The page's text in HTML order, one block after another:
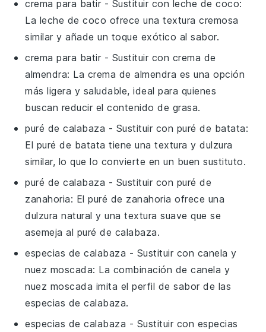
crema para batir - Sustituir con leche de coco:
La leche de coco ofrece una textura cremosa
similar y añade un toque exótico al sabor.
crema para batir - Sustituir con crema de
almendra: La crema de almendra es una opción
más ligera y saludable, ideal para quienes
buscan reducir el contenido de grasa.
puré de calabaza - Sustituir con puré de batata:
El puré de batata tiene una textura y dulzura
similar, lo que lo convierte en un buen sustituto.
puré de calabaza - Sustituir con puré de
zanahoria: El puré de zanahoria ofrece una
dulzura natural y una textura suave que se
asemeja al puré de calabaza.
especias de calabaza - Sustituir con canela y
nuez moscada: La combinación de canela y
nuez moscada imita el perfil de sabor de las
especias de calabaza.
especias de calabaza - Sustituir con especias